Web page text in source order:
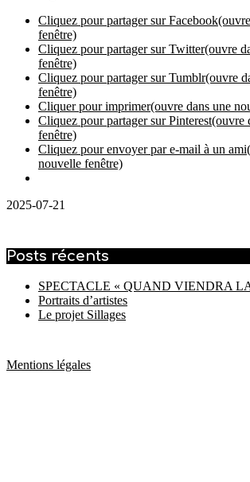
Cliquez pour partager sur
fenêtre)
Cliquez pour partager sur Twitter(ouvre
fenêtre)
Cliquez pour partager sur Tumblr(ouvre
fenêtre)
Cliquer pour imprimer(ouvre dans une
Cliquez pour partager sur Pinterest(ouvre
fenêtre)
Cliquez pour envoyer par e-mail à un
nouvelle fenêtre)
2025-07-21
Posts récents
SPECTACLE « QUAND VIENDRA
Portraits d’artistes
Le projet Sillages
Mentions légales